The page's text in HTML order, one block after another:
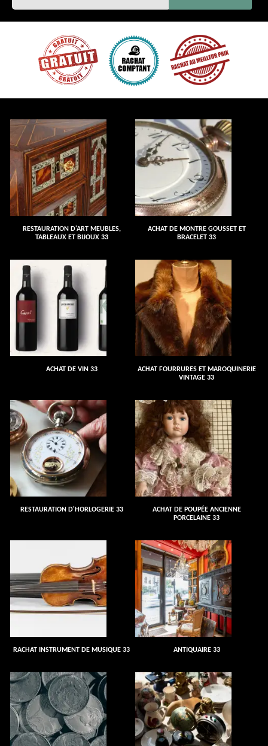
RESTAURATION D'ART MEUBLES,
TABLEAUX ET BIJOUX 33
ACHAT DE MONTRE GOUSSET ET
BRACELET 33
ACHAT DE VIN 33
ACHAT FOURRURES ET MAROQUINERIE
VINTAGE 33
RESTAURATION D'HORLOGERIE 33
ACHAT DE POUPÉE ANCIENNE
PORCELAINE 33
RACHAT INSTRUMENT DE MUSIQUE 33 ANTIQUAIRE 33